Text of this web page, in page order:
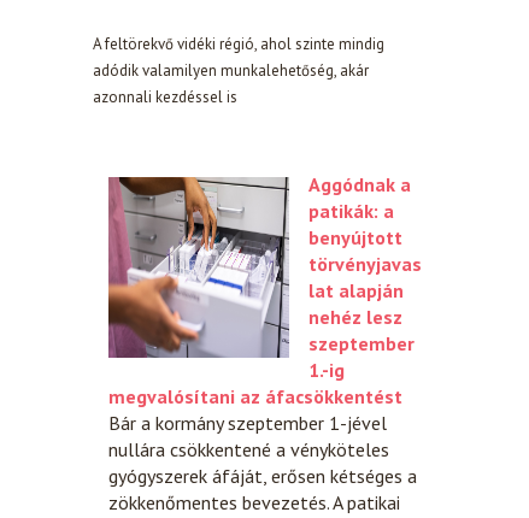
A feltörekvő vidéki régió, ahol szinte mindig
adódik valamilyen munkalehetőség, akár
azonnali kezdéssel is
Aggódnak a
patikák: a
benyújtott
törvényjavas
lat alapján
nehéz lesz
szeptember
1.-ig
megvalósítani az áfacsökkentést
Bár a kormány szeptember 1-jével
nullára csökkentené a vényköteles
gyógyszerek áfáját, erősen kétséges a
zökkenőmentes bevezetés. A patikai